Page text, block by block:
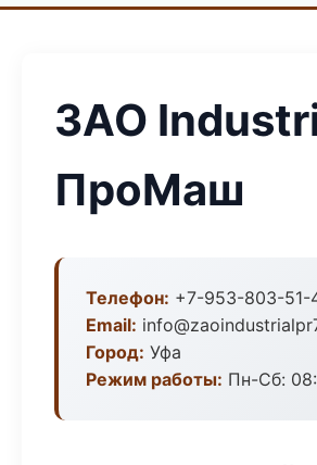
ЗАО
ПроМаш
Телефон: +7-953-803-51-
Email:
Город: Уфа
Режим работы: Пн-Сб: